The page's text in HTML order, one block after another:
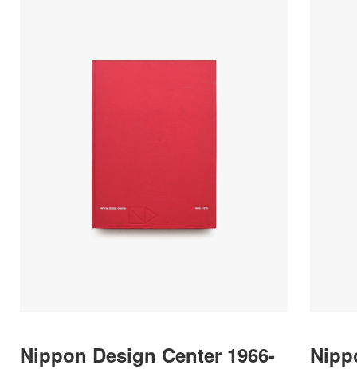
Nippon Design Center 1966-